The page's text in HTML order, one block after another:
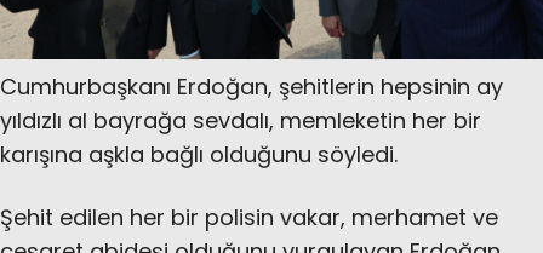
Cumhurbaşkanı Erdoğan, şehitlerin hepsinin ay
yıldızlı al bayrağa sevdalı, memleketin her bir
karışına aşkla bağlı olduğunu söyledi.
Şehit edilen her bir polisin vakar, merhamet ve